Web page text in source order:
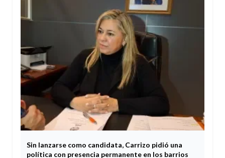
Sin lanzarse como candidata, Carrizo pidió una
política con presencia permanente en los barrios